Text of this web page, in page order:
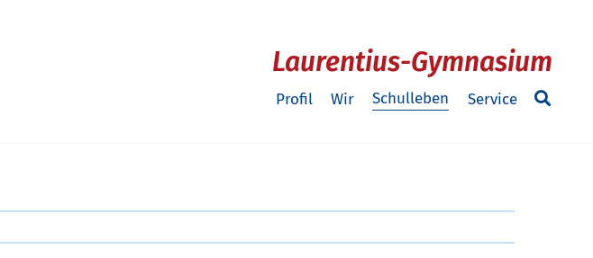
Laurentius-Gymnasium
Profil Wir Schulleben Service